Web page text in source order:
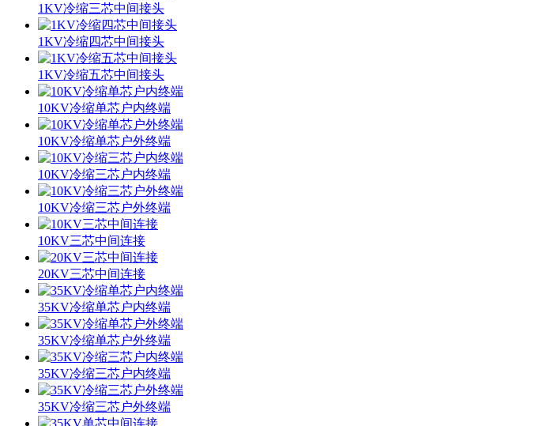
1KV冷缩三芯中间接头
1KV冷缩四芯中间接头
1KV冷缩五芯中间接头
10KV冷缩单芯户内终端
10KV冷缩单芯户外终端
10KV冷缩三芯户内终端
10KV冷缩三芯户外终端
10KV三芯中间连接
20KV三芯中间连接
35KV冷缩单芯户内终端
35KV冷缩单芯户外终端
35KV冷缩三芯户内终端
35KV冷缩三芯户外终端